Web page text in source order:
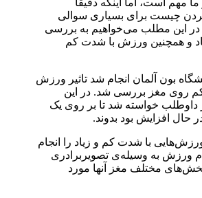
چیست برای بسیاری سوالی
این مطلب می‌خواهیم به بررسی
و همچنین ورزش با شدت کم
بون آلمان انجام شد تاثیر ورزش
روی مغز بررسی شد. در این
ورزشکار داوطلب خواسته شد تا بر روی یک
افزایش بود بدوند.
با شدت کم و زیاد را انجام
ورزش به وسیله‌ی تصویربرادری
مختلف مغز آنها مورد